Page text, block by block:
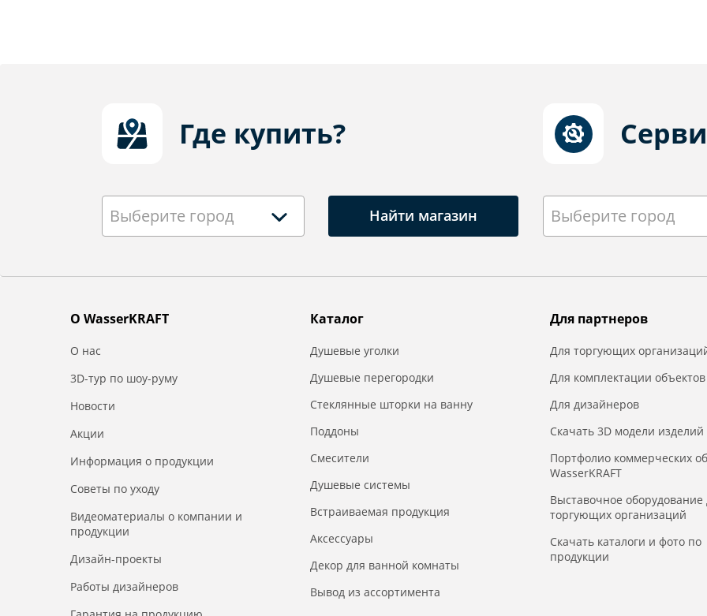
Где купить?
Выберите город Найти магазин Выберите город
О WasserKRAFT
О нас
3D-тур по шоу-руму
Новости
Акции
Информация о продукции
Советы по уходу
Видеоматериалы о компании и
продукции
Дизайн-проекты
Работы дизайнеров
Каталог
Душевые уголки
Душевые перегородки
Стеклянные шторки на ванну
Поддоны
Смесители
Душевые системы
Встраиваемая продукция
Аксессуары
Декор для ванной комнаты
Вывод из ассортимента
Для партнеров
Для торгующих
Для комплектации объектов
Для дизайнеров
Скачать 3D модели изделий
Портфолио коммерческих
WasserKRAFT
Выставочное оборудование
торгующих организаций
Скачать каталоги и фото по
продукции